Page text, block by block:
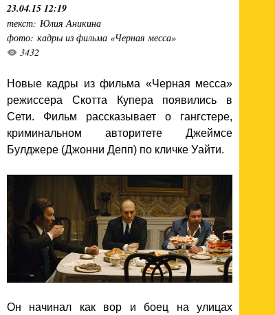
23.04.15 12:19
текст: Юлия Аникина
фото: кадры из фильма «Черная месса»
3432
Новые кадры из фильма «Черная месса»
режиссера Скотта Купера появились в
Сети. Фильм рассказывает о гангстере,
криминальном авторитете Джеймсе
Булджере (Джонни Депп) по кличке Уайти.
Он начинал как вор и боец на улицах